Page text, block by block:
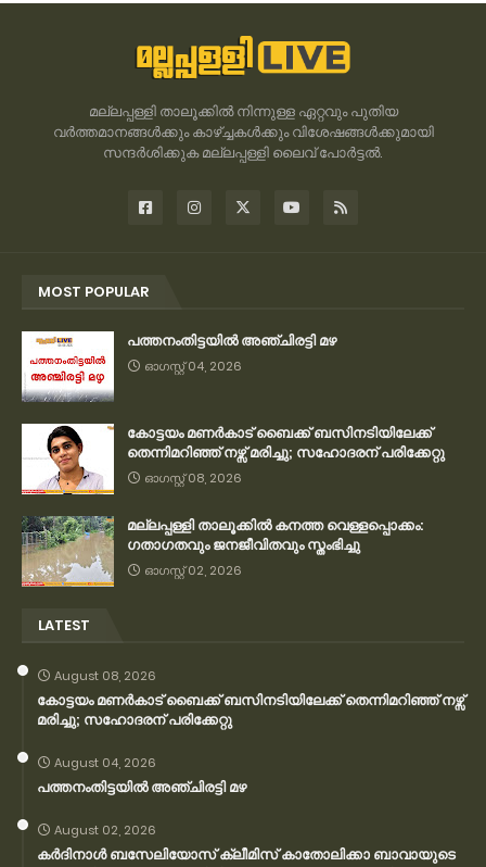
മല്ലപ്പള്ളി താലൂക്കിൽ നിന്നുള്ള ഏറ്റവും പുതിയ
വർത്തമാനങ്ങൾക്കും കാഴ്ച്ചകൾക്കും വിശേഷങ്ങൾക്കുമായി
സന്ദർശിക്കുക മല്ലപ്പള്ളി ലൈവ് പോർട്ടൽ.
MOST POPULAR
പത്തനംതിട്ടയിൽ അഞ്ചിരട്ടി മഴ
ഓഗസ്റ്റ് 04, 2026
കോട്ടയം മണർകാട് ബൈക്ക് ബസിനടിയിലേക്ക്
തെന്നിമറിഞ്ഞ് നഴ്സ് മരിച്ചു; സഹോദരന് പരിക്കേറ്റു
ഓഗസ്റ്റ് 08, 2026
മല്ലപ്പള്ളി താലൂക്കിൽ കനത്ത വെള്ളപ്പൊക്കം:
ഗതാഗതവും ജനജീവിതവും സ്തംഭിച്ചു
ഓഗസ്റ്റ് 02, 2026
LATEST
August 08, 2026
കോട്ടയം മണർകാട് ബൈക്ക് ബസിനടിയിലേക്ക് തെന്നിമറിഞ്ഞ് നഴ്സ്
മരിച്ചു; സഹോദരന് പരിക്കേറ്റു
August 04, 2026
പത്തനംതിട്ടയിൽ അഞ്ചിരട്ടി മഴ
August 02, 2026
കര്‍ദിനാള്‍ ബസേലിയോസ് ക്ലീമിസ് കാതോലിക്കാ ബാവായുടെ